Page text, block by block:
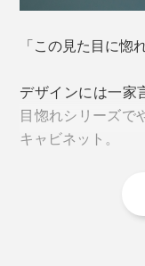
「この見た目に惚
デザインには一家
目惚れシリーズで
キャビネット。
収納アイテムは数